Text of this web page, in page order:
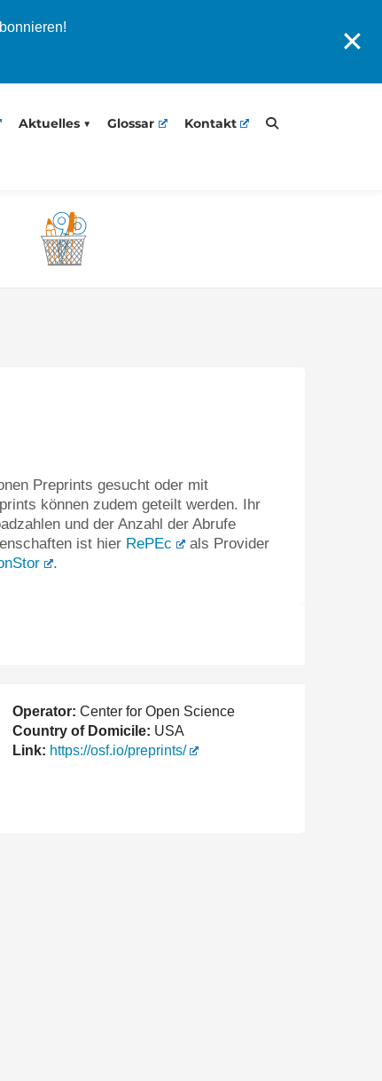
✕
Aktuelles Glossar Kontakt
Preprints gesucht oder mit
können zudem geteilt werden. Ihr
und der Anzahl der Abrufe
ist hier RePEc
als Provider
.
Operator: Center for Open Science
Country of Domicile: USA
Link: https://osf.io/preprints/